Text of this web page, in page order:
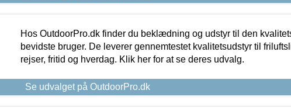
Hos OutdoorPro.dk finder du beklædning og udstyr til den
bevidste bruger. De leverer gennemtestet kvalitetsudstyr til
rejser, fritid og hverdag. Klik her for at se deres udvalg.
Se udvalget på OutdoorPro.dk